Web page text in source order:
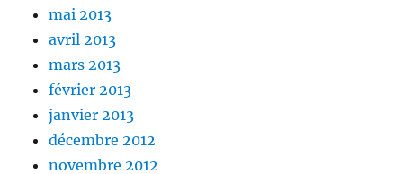
mai 2013
avril 2013
mars 2013
février 2013
janvier 2013
décembre 2012
novembre 2012